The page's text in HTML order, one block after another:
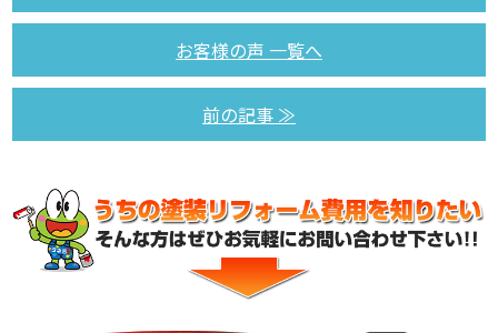
お客様の声 一覧へ
前の記事 ≫